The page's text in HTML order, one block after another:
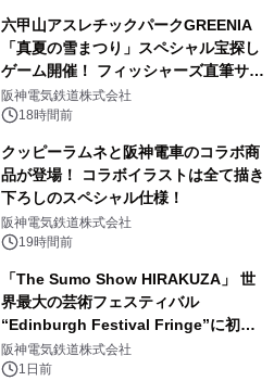
六甲山アスレチックパークGREENIA
「真夏の雪まつり」スペシャル宝探し
ゲーム開催！ フィッシャーズ直筆サイ
ン色紙など豪華景品が登場！
阪神電気鉄道株式会社
18時間前
クッピーラムネと阪神電車のコラボ商
品が登場！ コラボイラストは全て描き
下ろしのスペシャル仕様！
阪神電気鉄道株式会社
19時間前
「The Sumo Show HIRAKUZA」 世
界最大の芸術フェスティバル
“Edinburgh Festival Fringe”に初出
演！ ～豪州公演で“Pick of the
Week”を受賞した 相撲エンタテイン
阪神電気鉄道株式会社
1日前